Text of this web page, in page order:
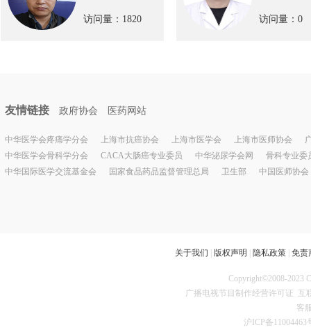
访问量：1820 访问量：0
友情链接 政府协会 医药网站
中华医学会疼痛学分会 上海市抗癌协会 上海市医学会 上海市医师协会
中华医学会骨科学分会
CACA大肠癌专业委员 中华泌尿学会网
骨科专业委
中华国际医学交流基金会
国家食品药品监督管理总局 卫生部 中国医师协会
关于我们 版权声明 隐私政策 免责
Copyright©2008-2023
广播电视节目制作经营许可证 互
客
沪ICP备11004463